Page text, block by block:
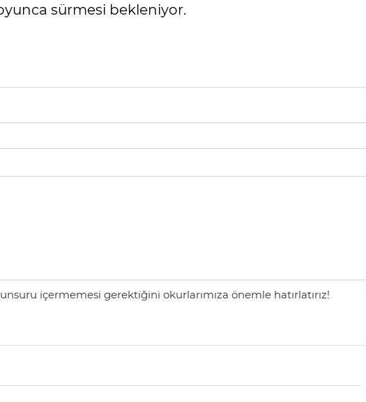
sürmesi bekleniyor.
içermemesi gerektiğini okurlarımıza önemle hatırlatırız!